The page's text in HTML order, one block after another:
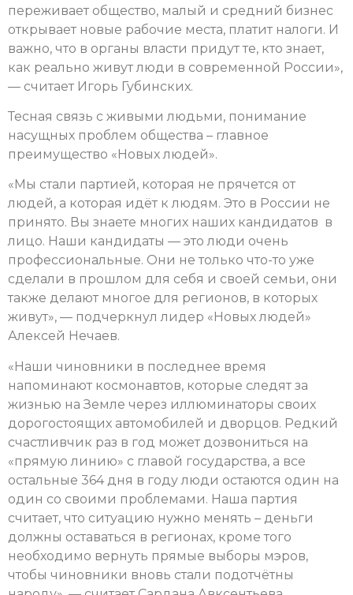
переживает общество, малый и средний бизнес
открывает новые рабочие места, платит налоги. И
важно, что в органы власти придут те, кто знает,
как реально живут люди в современной России»,
— считает Игорь Губинских.
Тесная связь с живыми людьми, понимание
насущных проблем общества – главное
преимущество «Новых людей».
«Мы стали партией, которая не прячется от
людей, а которая идёт к людям. Это в России не
принято. Вы знаете многих наших кандидатов в
лицо. Наши кандидаты — это люди очень
профессиональные. Они не только что-то уже
сделали в прошлом для себя и своей семьи, они
также делают многое для регионов, в которых
живут», — подчеркнул лидер «Новых людей»
Алексей Нечаев.
«Наши чиновники в последнее время
напоминают космонавтов, которые следят за
жизнью на Земле через иллюминаторы своих
дорогостоящих автомобилей и дворцов. Редкий
счастливчик раз в год может дозвониться на
«прямую линию» с главой государства, а все
остальные 364 дня в году люди остаются один на
один со своими проблемами. Наша партия
считает, что ситуацию нужно менять – деньги
должны оставаться в регионах, кроме того
необходимо вернуть прямые выборы мэров,
чтобы чиновники вновь стали подотчётны